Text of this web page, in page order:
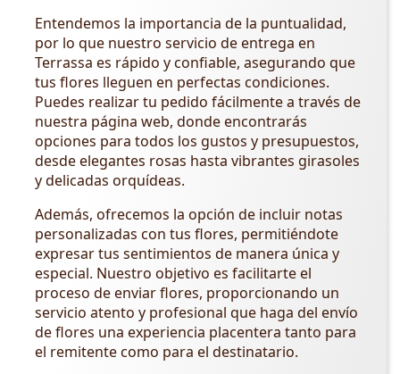
Entendemos la importancia de la puntualidad,
por lo que nuestro servicio de entrega en
Terrassa es rápido y confiable, asegurando que
tus flores lleguen en perfectas condiciones.
Puedes realizar tu pedido fácilmente a través de
nuestra página web, donde encontrarás
opciones para todos los gustos y presupuestos,
desde elegantes rosas hasta vibrantes girasoles
y delicadas orquídeas.
Además, ofrecemos la opción de incluir notas
personalizadas con tus flores, permitiéndote
expresar tus sentimientos de manera única y
especial. Nuestro objetivo es facilitarte el
proceso de enviar flores, proporcionando un
servicio atento y profesional que haga del envío
de flores una experiencia placentera tanto para
el remitente como para el destinatario.